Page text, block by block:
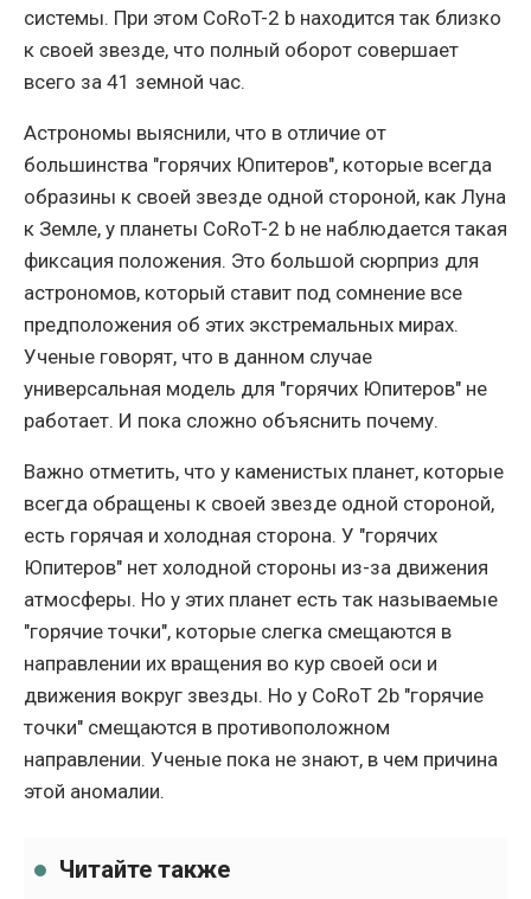
системы. При этом CoRoT-2 b находится так близко
к своей звезде, что полный оборот совершает
всего за 41 земной час.
Астрономы выяснили, что в отличие от
большинства "горячих Юпитеров", которые всегда
образины к своей звезде одной стороной, как Луна
к Земле, у планеты CoRoT-2 b не наблюдается такая
фиксация положения. Это большой сюрприз для
астрономов, который ставит под сомнение все
предположения об этих экстремальных мирах.
Ученые говорят, что в данном случае
универсальная модель для "горячих Юпитеров" не
работает. И пока сложно объяснить почему.
Важно отметить, что у каменистых планет, которые
всегда обращены к своей звезде одной стороной,
есть горячая и холодная сторона. У "горячих
Юпитеров" нет холодной стороны из-за движения
атмосферы. Но у этих планет есть так называемые
"горячие точки", которые слегка смещаются в
направлении их вращения во кур своей оси и
движения вокруг звезды. Но у CoRoT 2b "горячие
точки" смещаются в противоположном
направлении. Ученые пока не знают, в чем причина
этой аномалии.
Читайте также